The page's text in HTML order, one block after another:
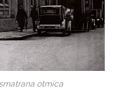
otmica